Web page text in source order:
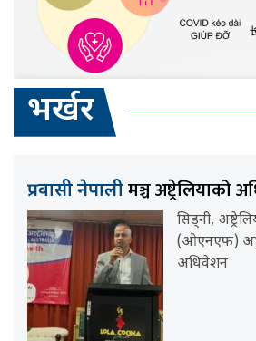
भर्खर
प्रवासी नेपालीमञ्च अष्ट्रेलियाको
सिड्नी,
(ओएनएफ)
अधिवेशन